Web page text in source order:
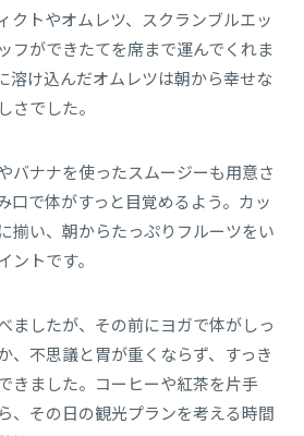
クトやオムレツ、スクランブルエッ
フができたてを席まで運んでくれま
溶け込んだオムレツは朝から幸せな
さでした。
バナナを使ったスムージーも用意さ
口で体がすっと目覚めるよう。カッ
揃い、朝からたっぷりフルーツをい
ントです。
ましたが、その前にヨガで体がしっ
、不思議と胃が重くならず、すっき
きました。コーヒーや紅茶を片手
、その日の観光プランを考える時間